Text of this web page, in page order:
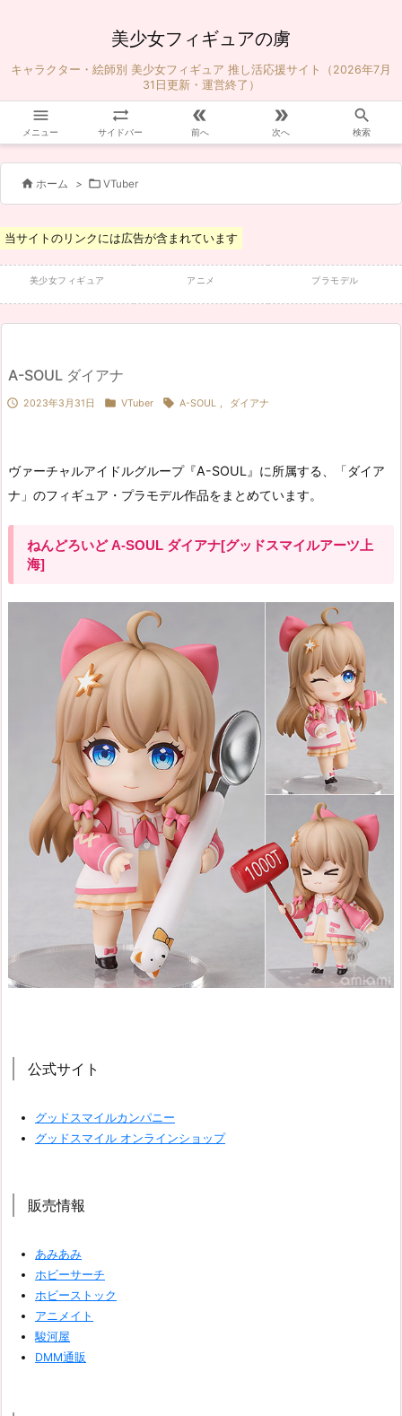
美少女フィギュアの虜
キャラクター・絵師別 美少女フィギュア 推し活応援サイト（2026年7月
31日更新・運営終了）

メニュー

サイドバー

前へ

次へ

検索
 ホーム >  VTuber
当サイトのリンクには広告が含まれています
美少女フィギュア アニメ プラモデル
A-SOUL ダイアナ
 2023年3月31日  VTuber  A-SOUL , ダイアナ
ヴァーチャルアイドルグループ『A-SOUL』に所属する、「ダイア
ナ」のフィギュア・プラモデル作品をまとめています。
ねんどろいど A-SOUL ダイアナ[グッドスマイルアーツ上
海]
公式サイト
グッドスマイルカンパニー
グッドスマイル オンラインショップ
販売情報
あみあみ
ホビーサーチ
ホビーストック
アニメイト
駿河屋
DMM通販